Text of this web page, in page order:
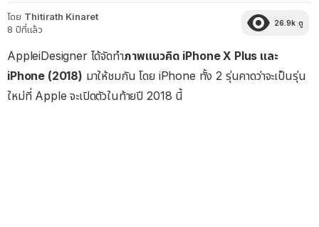
โดย Thitirath Kinaret
8 ปีที่แล้ว
26.9k ดู
AppleiDesigner ได้จัดทำภาพแนวคิด iPhone X Plus และ
iPhone (2018) มาให้ชมกัน โดย iPhone ทั้ง 2 รุ่นคาดว่าจะเป็นรุ่น
ใหม่ที่ Apple จะเปิดตัวในท้ายปี 2018 นี้